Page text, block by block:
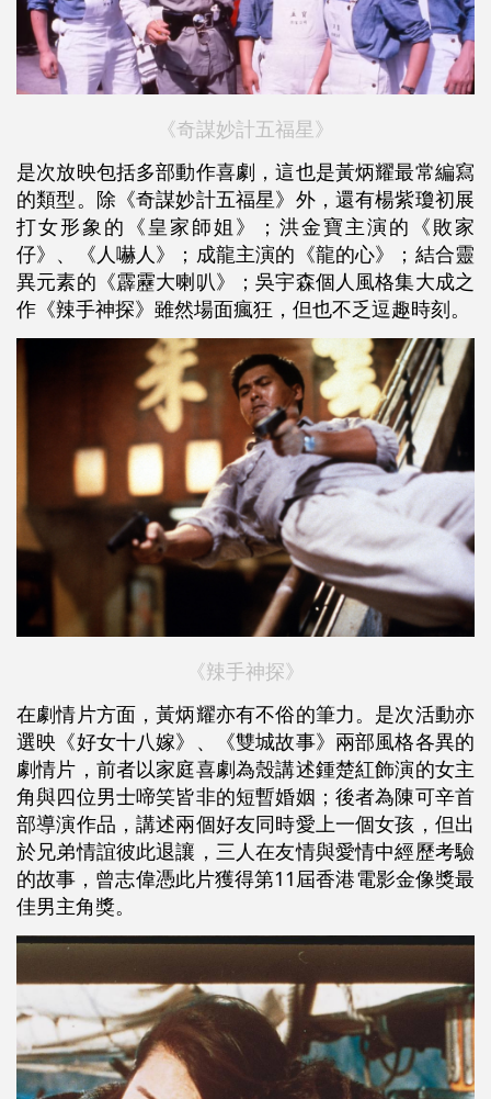
《奇謀妙計五福星》
是次放映包括多部動作喜劇，這也是黃炳耀最常編寫
的類型。除《奇謀妙計五福星》外，還有楊紫瓊初展
打女形象的《皇家師姐》；洪金寶主演的《敗家
仔》、《人嚇人》；成龍主演的《龍的心》；結合靈
異元素的《霹靂大喇叭》；吳宇森個人風格集大成之
作《辣手神探》雖然場面瘋狂，但也不乏逗趣時刻。
《辣手神探》
在劇情片方面，黃炳耀亦有不俗的筆力。是次活動亦
選映《好女十八嫁》、《雙城故事》兩部風格各異的
劇情片，前者以家庭喜劇為殼講述鍾楚紅飾演的女主
角與四位男士啼笑皆非的短暫婚姻；後者為陳可辛首
部導演作品，講述兩個好友同時愛上一個女孩，但出
於兄弟情誼彼此退讓，三人在友情與愛情中經歷考驗
的故事，曾志偉憑此片獲得第11屆香港電影金像獎最
佳男主角獎。